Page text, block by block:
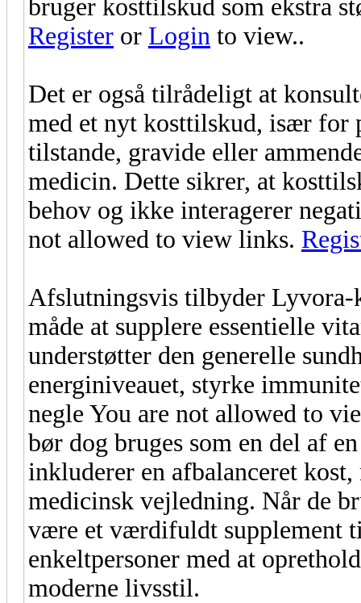
bruger kosttilskud som ekstra
Register or Login to view..
Det er også tilrådeligt at
med et nyt kosttilskud, især for
tilstande, gravide eller
medicin. Dette sikrer, at
behov og ikke interagerer
not allowed to view links.
Afslutningsvis tilbyder Lyvora-
måde at supplere essentielle
understøtter den generelle
energiniveauet, styrke
negle You are not allowed to
bør dog bruges som en del af
inkluderer en afbalanceret
medicinsk vejledning. Når de
være et værdifuldt supplement
enkeltpersoner med at
moderne livsstil.